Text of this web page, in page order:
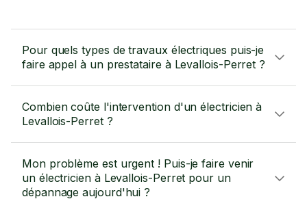
Pour quels types de travaux électriques puis-je
faire appel à un prestataire à Levallois-Perret ?
Combien coûte l'intervention d'un électricien à
Levallois-Perret ?
Mon problème est urgent ! Puis-je faire venir
un électricien à Levallois-Perret pour un
dépannage aujourd'hui ?